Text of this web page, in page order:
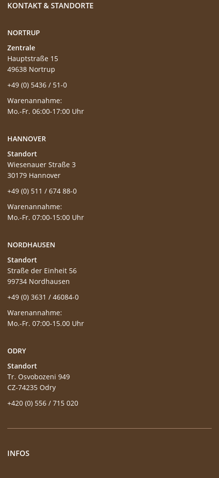
KONTAKT & STANDORTE
NORTRUP
Zentrale
Hauptstraße 15
49638 Nortrup
+49 (0) 5436 / 51-0
Warenannahme:
Mo.-Fr. 06:00-17:00 Uhr
HANNOVER
Standort
Wiesenauer Straße 3
30179 Hannover
+49 (0) 511 / 674 88-0
Warenannahme:
Mo.-Fr. 07:00-15:00 Uhr
NORDHAUSEN
Standort
Straße der Einheit 56
99734 Nordhausen
+49 (0) 3631 / 46084-0
Warenannahme:
Mo.-Fr. 07:00-15.00 Uhr
ODRY
Standort
Tr. Osvobozeni 949
CZ-74235 Odry
+420 (0) 556 / 715 020
INFOS